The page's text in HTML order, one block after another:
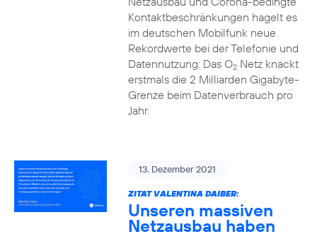
Kontaktbeschränkungen hagelt es
im deutschen Mobilfunk neue
Rekordwerte bei der Telefonie und
Datennutzung: Das O2Netz knackt
erstmals die 2 Milliarden Gigabyte-
Grenze beim Datenverbrauch pro
Jahr.
13. Dezember 2021
ZITAT VALENTINA DAIBER:
Unseren massiven
Netzausbau haben